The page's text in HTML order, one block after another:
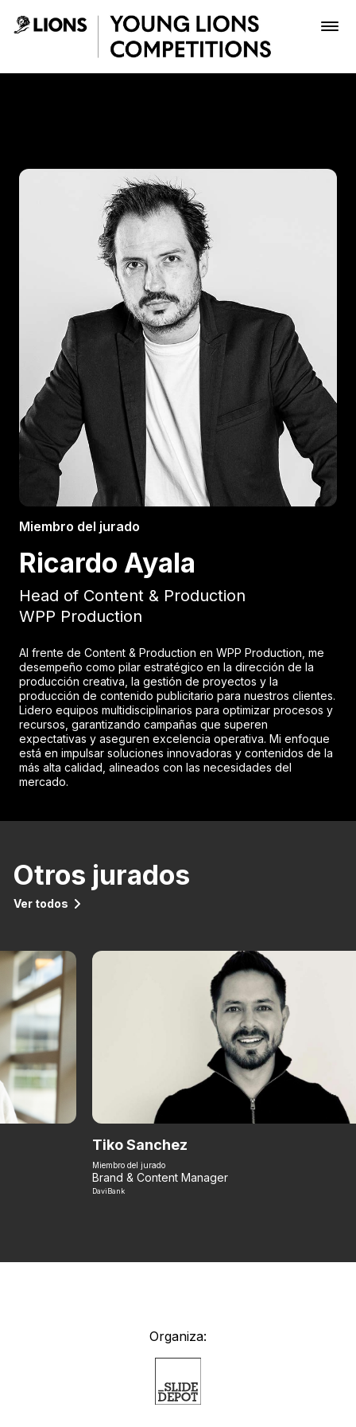
Saltar al contenido principal
Inscribir
Boletería
Miembro del jurado
Ricardo Ayala
Head of Content & Production
WPP Production
Al frente de Content & Production en WPP Production, me
desempeño como pilar estratégico en la dirección de la
producción creativa, la gestión de proyectos y la
producción de contenido publicitario para nuestros clientes.
Lidero equipos multidisciplinarios para optimizar procesos y
recursos, garantizando campañas que superen
expectativas y aseguren excelencia operativa. Mi enfoque
está en impulsar soluciones innovadoras y contenidos de la
más alta calidad, alineados con las necesidades del
mercado.
Otros jurados
Ver todos
Tiko Sanchez
Miembro del jurado
Brand & Content Manager
DaviBank
Organiza: